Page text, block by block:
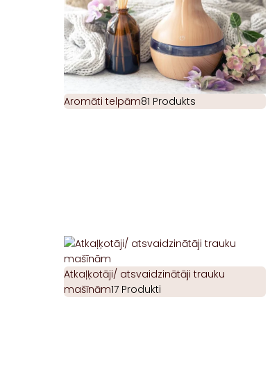
Aromāti telpām81 Produkts
Atkaļķotāji/ atsvaidzinātāji trauku
mašīnām17 Produkti